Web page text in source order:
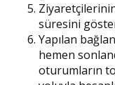
süresini
Yapılan
hemen
oturumların